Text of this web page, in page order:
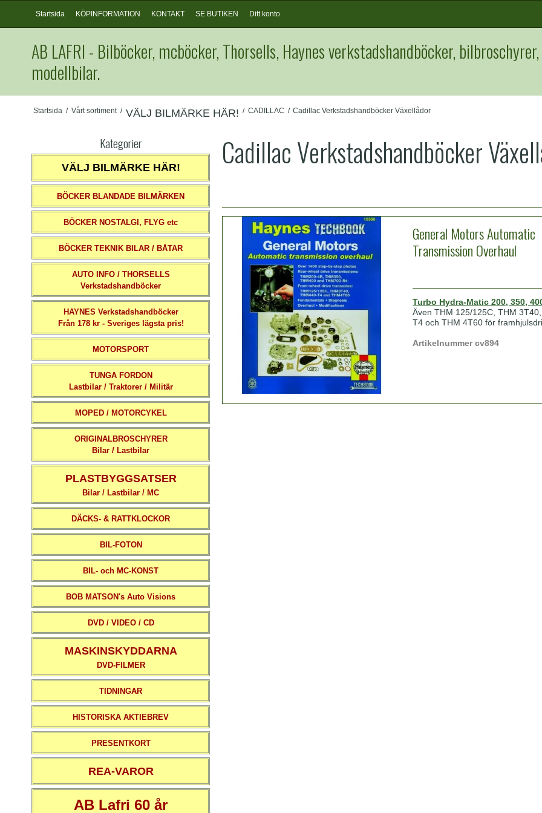
Startsida KÖPINFORMATION KONTAKT SE BUTIKEN Ditt konto
AB LAFRI - Bilböcker, mcböcker, Thorsells, Haynes verkstadshandböcker, bilbroschyrer,
modellbilar.
Startsida / Vårt sortiment / VÄLJ BILMÄRKE HÄR! / CADILLAC / Cadillac Verkstadshandböcker Växellådor
Kategorier
VÄLJ BILMÄRKE HÄR!
BÖCKER BLANDADE BILMÄRKEN
BÖCKER NOSTALGI, FLYG etc
BÖCKER TEKNIK BILAR / BÅTAR
AUTO INFO / THORSELLS
Verkstadshandböcker
HAYNES Verkstadshandböcker
Från 178 kr - Sveriges lägsta pris!
MOTORSPORT
TUNGA FORDON
Lastbilar / Traktorer / Militär
MOPED / MOTORCYKEL
ORIGINALBROSCHYRER
Bilar / Lastbilar
PLASTBYGGSATSER
Bilar / Lastbilar / MC
DÄCKS- & RATTKLOCKOR
BIL-FOTON
BIL- och MC-KONST
BOB MATSON's Auto Visions
DVD / VIDEO / CD
MASKINSKYDDARNA
DVD-FILMER
TIDNINGAR
HISTORISKA AKTIEBREV
PRESENTKORT
REA-VAROR
AB Lafri 60 år
Cadillac Verkstadshandböcker
General Motors Automatic
Transmission Overhaul
Turbo Hydra-Matic 200, 350,
Även THM 125/125C, THM
T4 och THM 4T60 för
Artikelnummer cv894